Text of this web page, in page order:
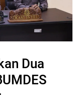
Dua